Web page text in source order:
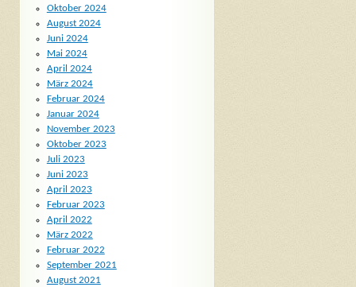
Oktober 2024
August 2024
Juni 2024
Mai 2024
April 2024
März 2024
Februar 2024
Januar 2024
November 2023
Oktober 2023
Juli 2023
Juni 2023
April 2023
Februar 2023
April 2022
März 2022
Februar 2022
September 2021
August 2021